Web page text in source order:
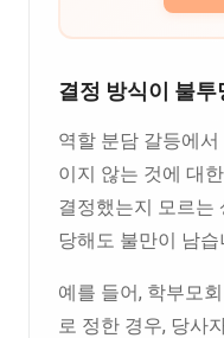
결정 방식이 불투
역할 분담 갈등에
이지 않는 것에 대
결정했는지 모르는
당해도 불만이 남습
예를 들어, 학부모
로 정한 경우, 당사